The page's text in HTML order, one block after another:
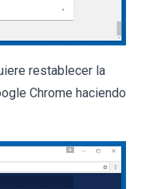
restablecer la
Chrome haciendo